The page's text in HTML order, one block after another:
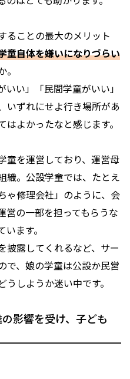
ることの最大のメリット
童自体を嫌いになりづらい
い」「民間学童がいい」
いずれにせよ行き場所があ
よかったなと感じます。
童を運営しており、運営母
織。公設学童では、たとえ
ゃ修理会社」のように、会
営の一部を担ってもらうな
ます。
披露してくれるなど、サー
で、娘の学童は公設か民営
しようか迷い中です。
影響を受け、子ども